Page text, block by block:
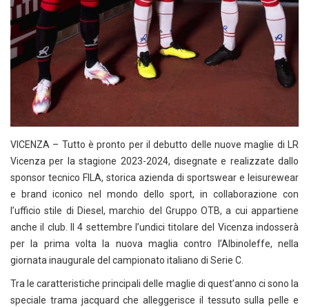
VICENZA – Tutto è pronto per il debutto delle nuove maglie di LR
Vicenza per la stagione 2023-2024, disegnate e realizzate dallo
sponsor tecnico FILA, storica azienda di sportswear e leisurewear
e brand iconico nel mondo dello sport, in collaborazione con
l’ufficio stile di Diesel, marchio del Gruppo OTB, a cui appartiene
anche il club. Il 4 settembre l’undici titolare del Vicenza indosserà
per la prima volta la nuova maglia contro l’Albinoleffe, nella
giornata inaugurale del campionato italiano di Serie C.
Tra le caratteristiche principali delle maglie di quest’anno ci sono la
speciale trama jacquard che alleggerisce il tessuto sulla pelle e